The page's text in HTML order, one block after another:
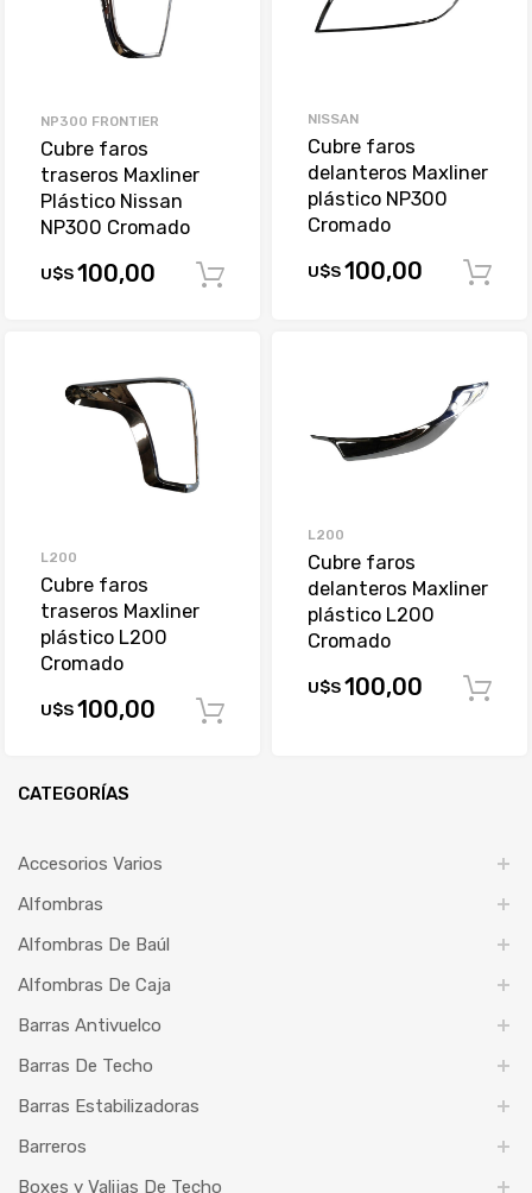
NP300 FRONTIER
Cubre faros
traseros Maxliner
Plástico Nissan
NP300 Cromado
U$S100,00 Comprar
NISSAN
Cubre faros
delanteros Maxliner
plástico NP300
Cromado
U$S100,00
L200
Cubre faros
traseros Maxliner
plástico L200
Cromado
U$S100,00
L200
Cubre faros
delanteros Maxliner
plástico L200
Cromado
U$S100,00
CATEGORÍAS
Accesorios Varios
Alfombras
Alfombras De Baúl
Alfombras De Caja
Barras Antivuelco
Barras De Techo
Barras Estabilizadoras
Barreros
Boxes y Valijas De Techo